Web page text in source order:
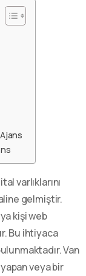
varlıklarını
gelmiştir.
kişi web
Bu ihtiyaca
Van
veya bir